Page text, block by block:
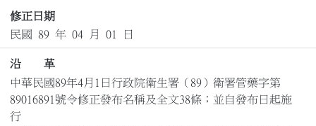
修正日期
民國 89 年 04 月 01 日
沿 革
中華民國89年4月1日行政院衛生署（89）衛署管藥字第
89016891號令修正發布名稱及全文38條；並自發布日起施
行